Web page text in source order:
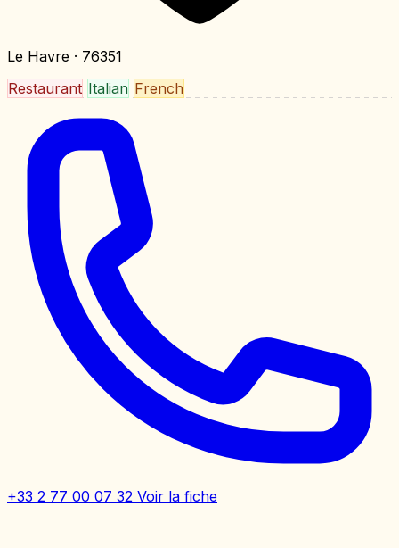
Le Havre · 76351
Restaurant Italian French
+33 2 77 00 07 32 Voir la fiche